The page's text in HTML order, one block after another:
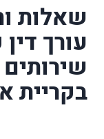
שאלות
עורך
בקריית